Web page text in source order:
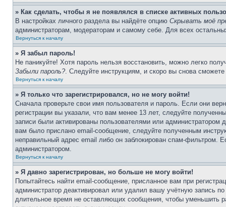
» Как сделать, чтобы я не появлялся в списке активных
В настройках личного раздела вы найдёте опцию Скрывать моё
администраторам, модераторам и самому себе. Для всех
Вернуться к началу
» Я забыл пароль!
Не паникуйте! Хотя пароль нельзя восстановить, можно легко
Забыли пароль?. Следуйте инструкциям, и скоро вы снова
Вернуться к началу
» Я только что зарегистрировался, но не могу войти!
Сначала проверьте свои имя пользователя и пароль. Если они
регистрации вы указали, что вам менее 13 лет, следуйте
записи были активированы пользователями или
вам было прислано email-сообщение, следуйте полученным
неправильный адрес email либо он заблокирован спам-фильтром.
администратором.
Вернуться к началу
» Я давно зарегистрирован, но больше не могу войти!
Попытайтесь найти email-сообщение, присланное вам при
администратор деактивировал или удалил вашу учётную запись
длительное время не оставляющих сообщения, чтобы уменьшить